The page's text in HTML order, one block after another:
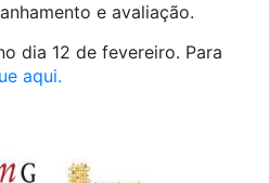
e avaliação.
dia 12 de fevereiro. Para
aqui.